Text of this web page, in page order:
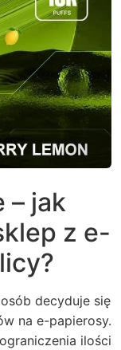
– jak
z e-
decyduje się
na e-papierosy.
ilości